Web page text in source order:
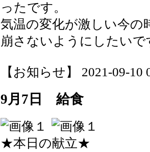
ったです。
気温の変化が激しい今の
崩さないようにしたいで
【お知らせ】 2021-09-10
9月7日 給食
★本日の献立★